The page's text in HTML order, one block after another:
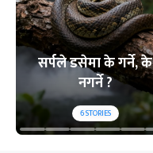
सर्पले डसेमा के गर्ने, के
नगर्ने ?
6STORIES